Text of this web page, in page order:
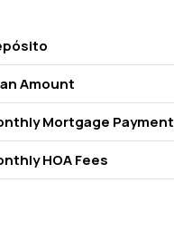
Amount
Mortgage Payment
HOA Fees